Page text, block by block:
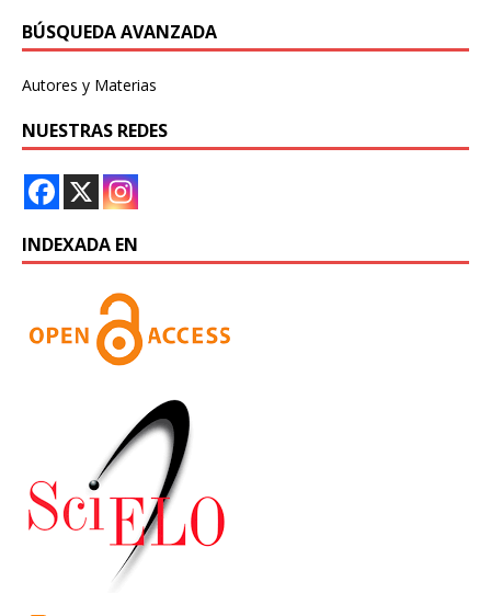
BÚSQUEDA AVANZADA
Autores y Materias
NUESTRAS REDES
INDEXADA EN